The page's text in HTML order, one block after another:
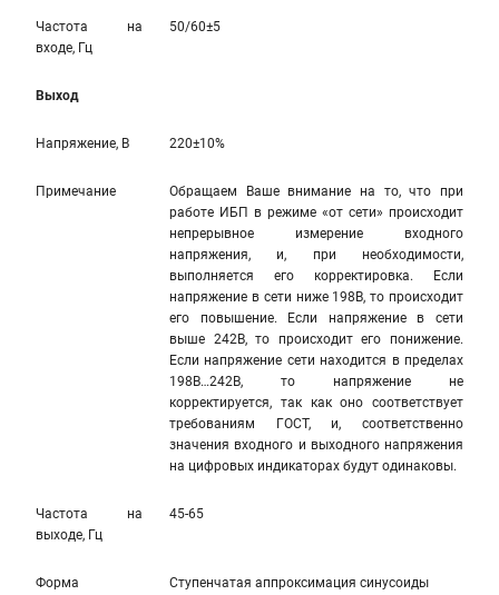
Частота на
входе, Гц
50/60±5
Выход
Напряжение, В 220±10%
Примечание
Обращаем Ваше внимание на то, что при
работе ИБП в режиме «от сети» происходит
непрерывное измерение входного
напряжения, и, при необходимости,
выполняется его корректировка. Если
напряжение в сети ниже 198В, то происходит
его повышение. Если напряжение в сети
выше 242В, то происходит его понижение.
Если напряжение сети находится в пределах
198В…242В, то напряжение не
корректируется, так как оно соответствует
требованиям ГОСТ, и, соответственно
значения входного и выходного напряжения
на цифровых индикаторах будут одинаковы.
Частота на
выходе, Гц
45-65
Форма
Ступенчатая аппроксимация синусоиды